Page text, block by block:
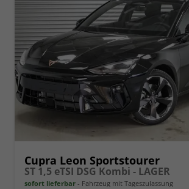
Cupra Leon Sportstourer
ST 1,5 eTSI DSG Kombi - LAGER
sofort lieferbar Fahrzeug mit Tageszulassung